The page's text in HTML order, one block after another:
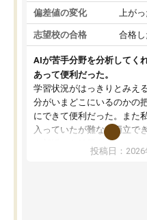
偏差値の変化 上がっ
志望校の合格 合格し
AIが苦手分野を分析してく
あって便利だった。
学習状況がはっきりとみえ
分がいまどこにいるのかの
にできて便利だった。また
入っていたが難なく両立で
も部活でも結果を残すこと
かった。また問題演習の際
投稿日：2026